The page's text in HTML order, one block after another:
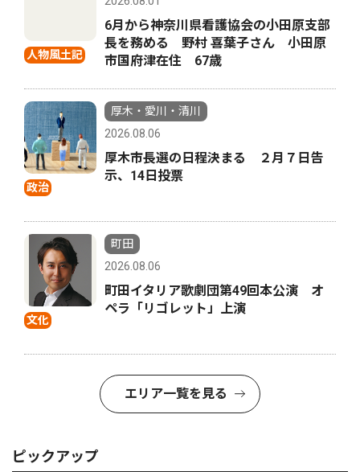
人物風土記
6月から神奈川県看護協会の小田原支部
長を務める 野村 喜葉子さん 小田原
市国府津在住 67歳
政治
厚木・愛川・清川
2026.08.06
厚木市長選の日程決まる ２月７日告
示、14日投票
文化
町田
2026.08.06
町田イタリア歌劇団第49回本公演 オ
ペラ「リゴレット」上演
エリア一覧を見る
ピックアップ